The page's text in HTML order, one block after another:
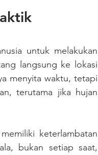
untuk melakukan
langsung ke lokasi
menyita waktu, tetapi
terutama jika hujan
bukan setiap saat,